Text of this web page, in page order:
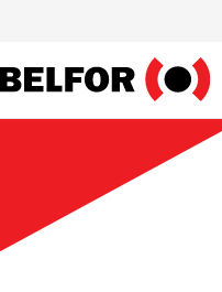
content